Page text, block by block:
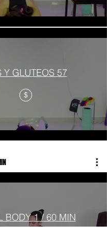
Y GLUTEOS 57
$
TOTAL BODY 1 / 60 MIN